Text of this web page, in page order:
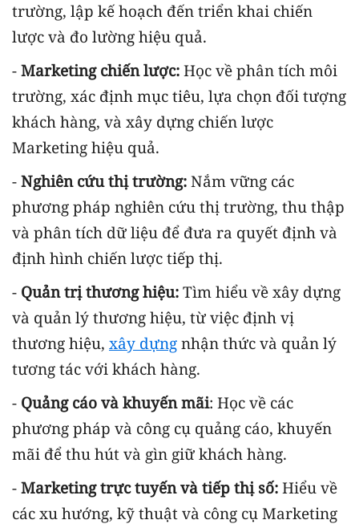
trường, lập kế hoạch đến triển khai chiến
lược và đo lường hiệu quả.
- Marketing chiến lược: Học về phân tích môi
trường, xác định mục tiêu, lựa chọn đối tượng
khách hàng, và xây dựng chiến lược
Marketing hiệu quả.
- Nghiên cứu thị trường: Nắm vững các
phương pháp nghiên cứu thị trường, thu thập
và phân tích dữ liệu để đưa ra quyết định và
định hình chiến lược tiếp thị.
- Quản trị thương hiệu: Tìm hiểu về xây dựng
và quản lý thương hiệu, từ việc định vị
thương hiệu, xây dựng nhận thức và quản lý
tương tác với khách hàng.
- Quảng cáo và khuyến mãi: Học về các
phương pháp và công cụ quảng cáo, khuyến
mãi để thu hút và gìn giữ khách hàng.
- Marketing trực tuyến và tiếp thị số: Hiểu về
các xu hướng, kỹ thuật và công cụ Marketing